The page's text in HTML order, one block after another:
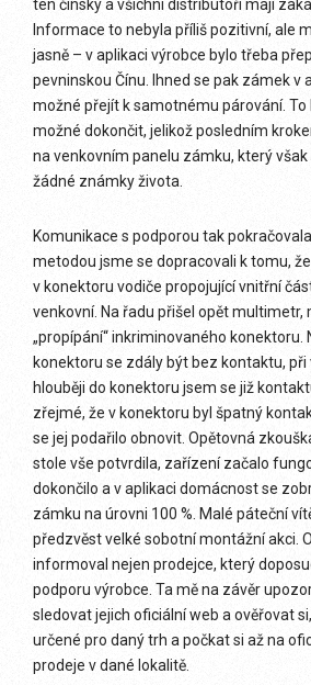
ten čínský a všichni distributoři mají
Informace to nebyla příliš pozitivní, ale
jasně – v aplikaci výrobce bylo třeba
pevninskou Čínu. Ihned se pak zámek v
možné přejít k samotnému párování. To
možné dokončit, jelikož posledním
na venkovním panelu zámku, který však
žádné známky života.
Komunikace s podporou tak
metodou jsme se dopracovali k tomu,
v konektoru vodiče propojující vnitřní
venkovní. Na řadu přišel opět multimetr,
„propípání“ inkriminovaného konektoru.
konektoru se zdály být bez kontaktu,
hlouběji do konektoru jsem se již
zřejmé, že v konektoru byl špatný
se jej podařilo obnovit. Opětovná
stole vše potvrdila, zařízení začalo
dokončilo a v aplikaci domácnost se
zámku na úrovni 100 %. Malé páteční
předzvěst velké sobotní montážní akci.
informoval nejen prodejce, který
podporu výrobce. Ta mě na závěr
sledovat jejich oficiální web a ověřovat
určené pro daný trh a počkat si až na
prodeje v dané lokalitě.